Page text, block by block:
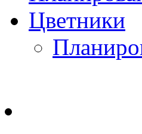
Цветники